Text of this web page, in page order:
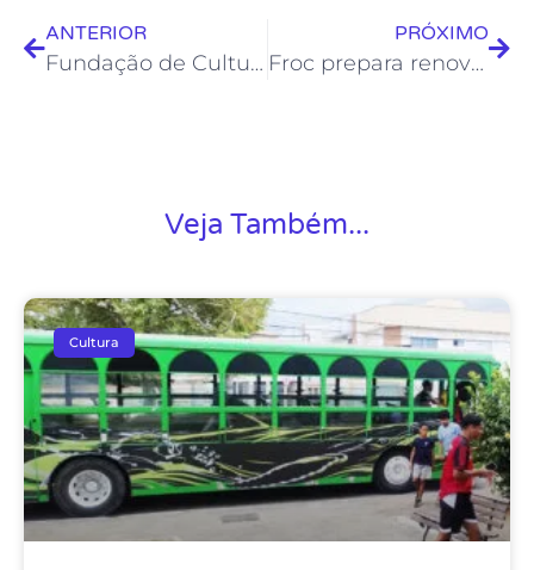
ANTERIOR
Fundação de Cultura promove Oficina Terapêutica nesta sexta, dia 12
PRÓXIMO
Froc prepara renovação do Plano Municipal de Cultura de Rio das Ostras
Veja Também...
Cultura